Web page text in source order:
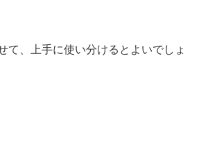
て、上手に使い分けるとよいでしょ